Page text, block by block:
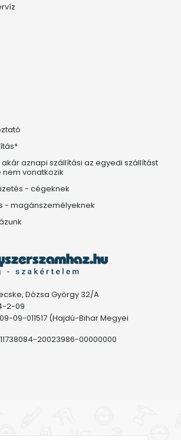
akár aznapi szállítási az egyedi szállítást
vonatkozik
- cégeknek
- magánszemélyeknek
Dózsa György 32/A
2-09
09-011517 (Hajdú-Bihar Megyei
20023986-00000000